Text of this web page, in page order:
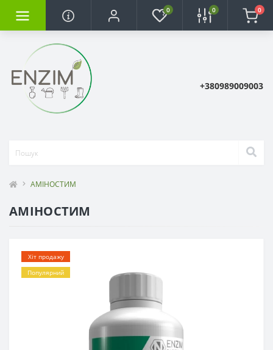
0 0 0
+380989009003
АМІНОСТИМ
АМІНОСТИМ
Хіт продажу
Популярний